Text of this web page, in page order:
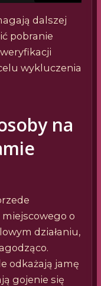
dalszej
pobranie
wykluczenia
na
o
działaniu,
odkażają jamę
gojenie się